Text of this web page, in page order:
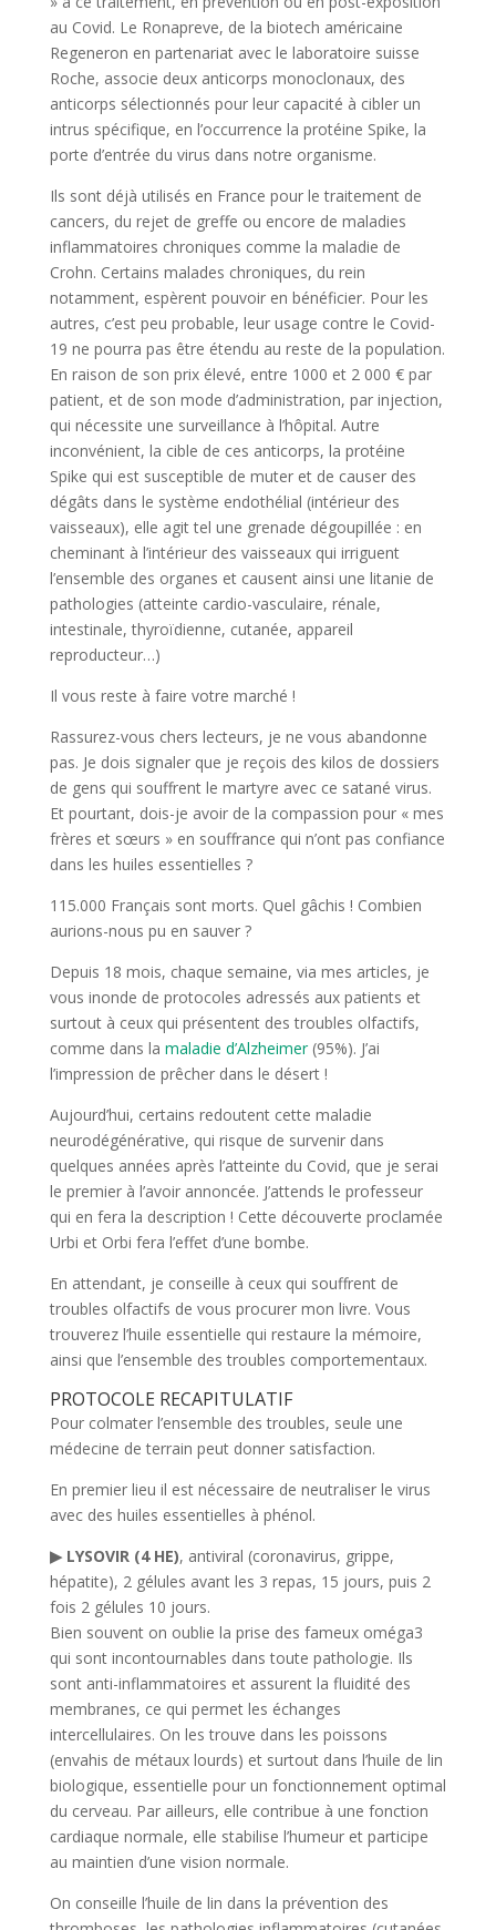
au Covid. Le Ronapreve, de la biotech américaine
Regeneron en partenariat avec le laboratoire suisse
Roche, associe deux anticorps monoclonaux, des
anticorps sélectionnés pour leur capacité à cibler un
intrus spécifique, en l’occurrence la protéine Spike, la
porte d’entrée du virus dans notre organisme.
Ils sont déjà utilisés en France pour le traitement de
cancers, du rejet de greffe ou encore de maladies
inflammatoires chroniques comme la maladie de
Crohn. Certains malades chroniques, du rein
notamment, espèrent pouvoir en bénéficier. Pour les
autres, c’est peu probable, leur usage contre le Covid-
19 ne pourra pas être étendu au reste de la population.
En raison de son prix élevé, entre 1000 et 2 000 € par
patient, et de son mode d’administration, par injection,
qui nécessite une surveillance à l’hôpital. Autre
inconvénient, la cible de ces anticorps, la protéine
Spike qui est susceptible de muter et de causer des
dégâts dans le système endothélial (intérieur des
vaisseaux), elle agit tel une grenade dégoupillée : en
cheminant à l’intérieur des vaisseaux qui irriguent
l’ensemble des organes et causent ainsi une litanie de
pathologies (atteinte cardio-vasculaire, rénale,
intestinale, thyroïdienne, cutanée, appareil
reproducteur…)
Il vous reste à faire votre marché !
Rassurez-vous chers lecteurs, je ne vous abandonne
pas. Je dois signaler que je reçois des kilos de dossiers
de gens qui souffrent le martyre avec ce satané virus.
Et pourtant, dois-je avoir de la compassion pour « mes
frères et sœurs » en souffrance qui n’ont pas confiance
dans les huiles essentielles ?
115.000 Français sont morts. Quel gâchis ! Combien
aurions-nous pu en sauver ?
Depuis 18 mois, chaque semaine, via mes articles, je
vous inonde de protocoles adressés aux patients et
surtout à ceux qui présentent des troubles olfactifs,
comme dans la maladie d’Alzheimer(95%). J’ai
l’impression de prêcher dans le désert !
Aujourd’hui, certains redoutent cette maladie
neurodégénérative, qui risque de survenir dans
quelques années après l’atteinte du Covid, que je serai
le premier à l’avoir annoncée. J’attends le professeur
qui en fera la description ! Cette découverte proclamée
Urbi et Orbi fera l’effet d’une bombe.
En attendant, je conseille à ceux qui souffrent de
troubles olfactifs de vous procurer mon livre. Vous
trouverez l’huile essentielle qui restaure la mémoire,
ainsi que l’ensemble des troubles comportementaux.
PROTOCOLE RECAPITULATIF
Pour colmater l’ensemble des troubles, seule une
médecine de terrain peut donner satisfaction.
En premier lieu il est nécessaire de neutraliser le virus
avec des huiles essentielles à phénol.
▶ LYSOVIR (4 HE), antiviral (coronavirus, grippe,
hépatite), 2 gélules avant les 3 repas, 15 jours, puis 2
fois 2 gélules 10 jours.
Bien souvent on oublie la prise des fameux oméga3
qui sont incontournables dans toute pathologie. Ils
sont anti-inflammatoires et assurent la fluidité des
membranes, ce qui permet les échanges
intercellulaires. On les trouve dans les poissons
(envahis de métaux lourds) et surtout dans l’huile de lin
biologique, essentielle pour un fonctionnement optimal
du cerveau. Par ailleurs, elle contribue à une fonction
cardiaque normale, elle stabilise l’humeur et participe
au maintien d’une vision normale.
On conseille l’huile de lin dans la prévention des